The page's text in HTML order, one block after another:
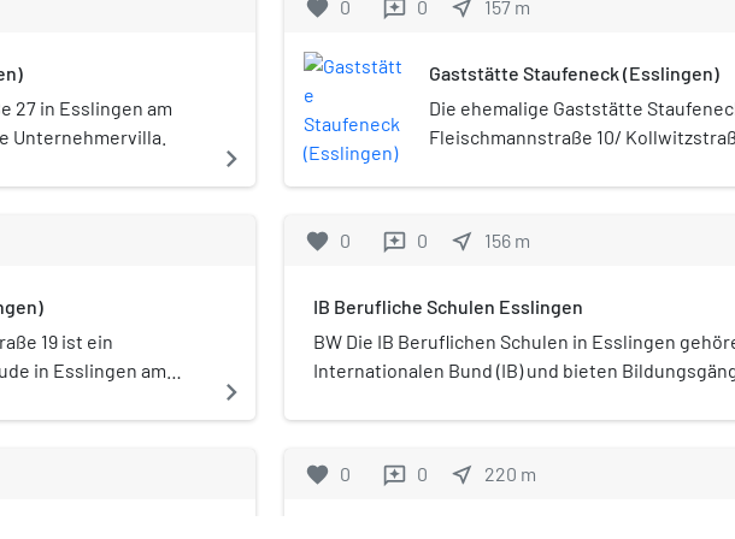
27 in Esslingen am
Unternehmervilla.
navigate_next
19 ist ein
in Esslingen am
Fabrik Boley &
navigate_next
favorite 0 reviews 0 near_me 157 m
Gaststätte Staufeneck (Esslingen)
Die ehemalige Gaststätte
Fleischmannstraße 10/
Hermann Falch.
favorite 0 reviews 0 near_me 156 m
IB Berufliche Schulen Esslingen
BW Die IB Beruflichen Schulen in Esslingen
Internationalen Bund (IB) und bieten
Hauptschulabschluss.
favorite 0 reviews 0 near_me 220 m